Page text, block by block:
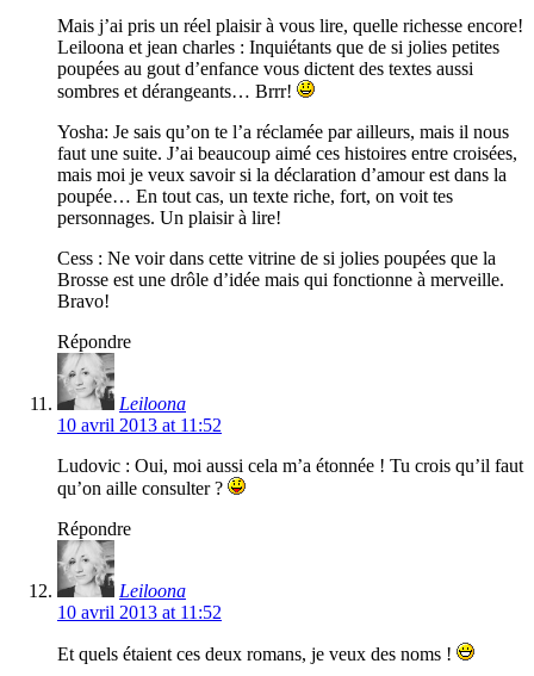
Mais j’ai pris un réel plaisir à vous lire, quelle richesse encore!
Leiloona et jean charles : Inquiétants que de si jolies petites
poupées au gout d’enfance vous dictent des textes aussi
sombres et dérangeants… Brrr!
Yosha: Je sais qu’on te l’a réclamée par ailleurs, mais il nous
faut une suite. J’ai beaucoup aimé ces histoires entre croisées,
mais moi je veux savoir si la déclaration d’amour est dans la
poupée… En tout cas, un texte riche, fort, on voit tes
personnages. Un plaisir à lire!
Cess : Ne voir dans cette vitrine de si jolies poupées que la
Brosse est une drôle d’idée mais qui fonctionne à merveille.
Bravo!
Répondre
Leiloona
10 avril 2013 at 11:52
Ludovic : Oui, moi aussi cela m’a étonnée ! Tu crois qu’il faut
qu’on aille consulter ?
Répondre
Leiloona
10 avril 2013 at 11:52
Et quels étaient ces deux romans, je veux des noms !